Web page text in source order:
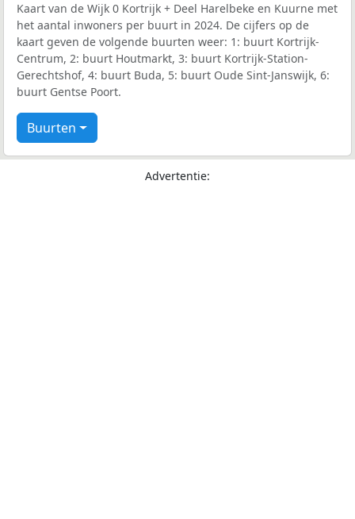
Kaart van de Wijk 0 Kortrijk + Deel Harelbeke en Kuurne met
het aantal inwoners per buurt in 2024. De cijfers op de
kaart geven de volgende buurten weer: 1: buurt Kortrijk-
Centrum, 2: buurt Houtmarkt, 3: buurt Kortrijk-Station-
Gerechtshof, 4: buurt Buda, 5: buurt Oude Sint-Janswijk, 6:
buurt Gentse Poort.
Buurten
Advertentie: